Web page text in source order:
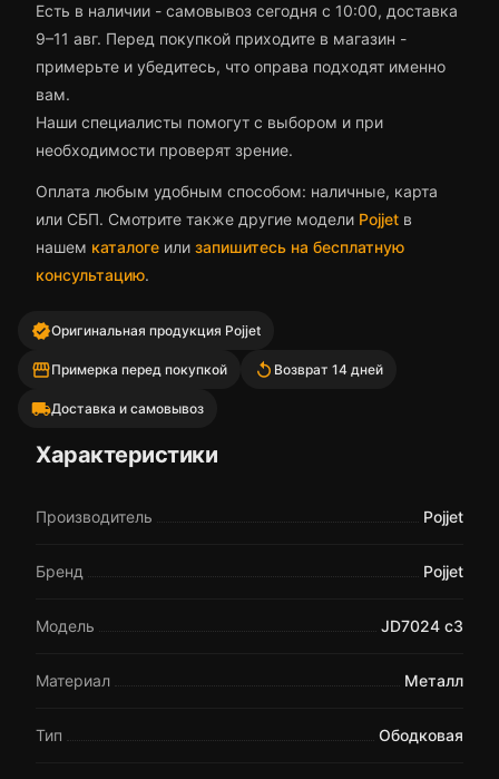
Есть в наличии - самовывоз сегодня с 10:00, доставка
9–11 авг. Перед покупкой приходите в магазин -
примерьте и убедитесь, что оправа подходят именно
вам.
Наши специалисты помогут с выбором и при
необходимости проверят зрение.
Оплата любым удобным способом: наличные, карта
или СБП. Смотрите также другие модели Pojjet в
нашем каталоге или запишитесь на бесплатную
консультацию.
verifiedОригинальная продукция Pojjet
storefrontПримерка перед покупкой replay Возврат 14 дней
local_shippingДоставка и самовывоз
Характеристики
Производитель Pojjet
Бренд Pojjet
Модель JD7024 c3
Материал Металл
Тип Ободковая